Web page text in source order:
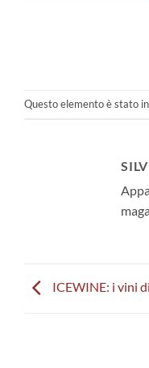
Questo elemento è stato
ICEWINE: i vini